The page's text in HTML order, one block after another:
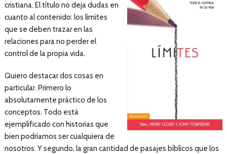
cristiana. El título no deja dudas en
cuanto al contenido: los límites
que se deben trazar en las
relaciones para no perder el
control de la propia vida.
Quiero destacar dos cosas en
particular. Primero lo
absolutamente práctico de los
conceptos. Todo está
ejemplificado con historias que
bien podríamos ser cualquiera de
nosotros. Y segundo, la gran cantidad de pasajes bíblicos que los